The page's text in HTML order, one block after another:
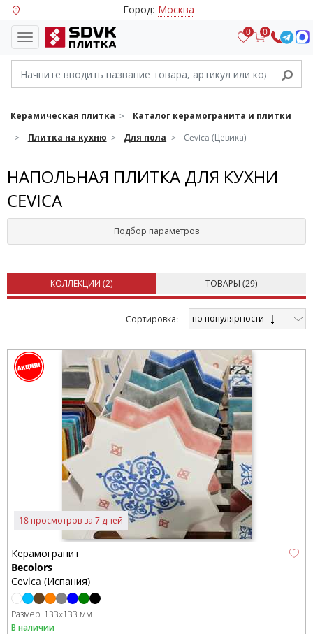
Город: Москва
0 0
Керамическая плитка
Каталог керамогранита и плитки
Плитка на кухню
Для пола Cevica (Цевика)
НАПОЛЬНАЯ ПЛИТКА ДЛЯ КУХНИ
CEVICA
Подбор параметров
КОЛЛЕКЦИИ (2) ТОВАРЫ (29)
Cортировка: по популярности
18 просмотров за 7 дней
Керамогранит
Becolors
Cevica (Испания)
Размер: 133x133 мм
В наличии